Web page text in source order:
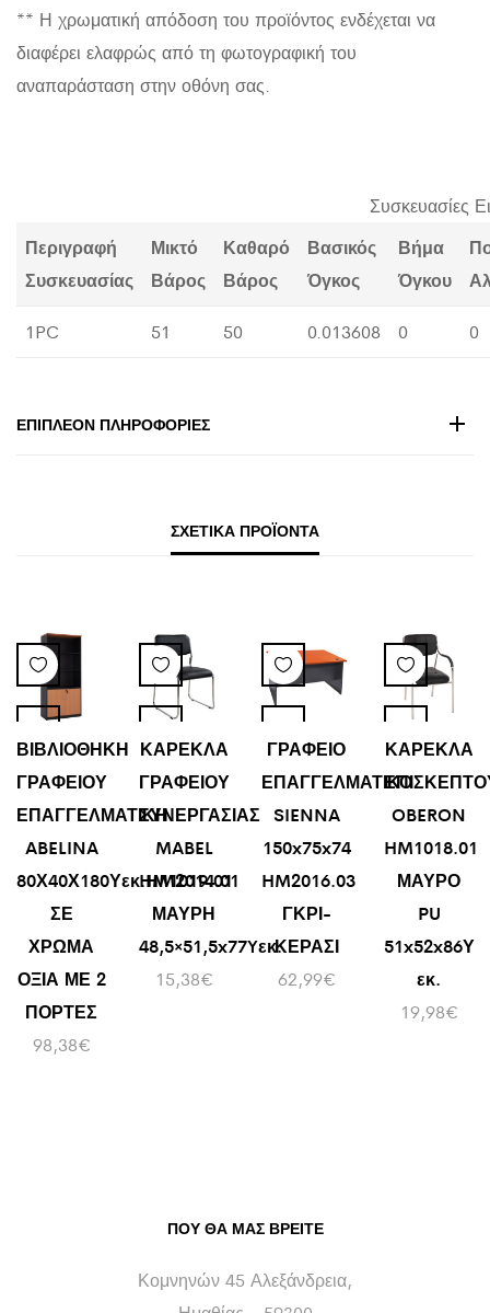
** Η χρωματική απόδοση του προϊόντος ενδέχεται να
διαφέρει ελαφρώς από τη φωτογραφική του
αναπαράσταση στην οθόνη σας.
Συσκευασίες
Περιγραφή
Συσκευασίας
Μικτό
Βάρος
Καθαρό
Βάρος
Βασικός
Όγκος
Βήμα
Όγκου
1PC 51 50 0.013608 0 0
ΕΠΙΠΛΈΟΝ ΠΛΗΡΟΦΟΡΊΕΣ
ΣΧΕΤΙΚΆ ΠΡΟΪΌΝΤΑ
ΒΙΒΛΙΟΘΗΚΗ
ΓΡΑΦΕΙΟΥ
ΕΠΑΓΓΕΛΜΑΤΙΚΗ
ABELINA
80Χ40Χ180Υεκ.HM2014.01
ΣΕ
ΧΡΩΜΑ
ΟΞΙΑ ΜΕ 2
ΠΟΡΤΕΣ
98,38€
ΚΑΡΕΚΛΑ
ΓΡΑΦΕΙΟΥ
ΣΥΝΕΡΓΑΣΙΑΣ
MABEL
HM1019.01
ΜΑΥΡΗ
48,5×51,5x77Yεκ.
15,38€
ΓΡΑΦΕΙΟ
ΕΠΑΓΓΕΛΜΑΤΙΚΟ
SIENNA
150x75x74
HM2016.03
ΓΚΡΙ-
ΚΕΡΑΣΙ
62,99€
ΚΑΡΕΚΛΑ
OBERON
HM1018.01
ΜΑΥΡΟ
PU
51x52x86Υ
εκ.
19,98€
ΠΟΥ ΘΑ ΜΑΣ ΒΡΕΊΤΕ
Κομνηνών 45 Αλεξάνδρεια,